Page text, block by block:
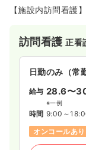
【施設内訪問看護
訪問看護正看
日勤のみ（常
給与 28.6〜
※一例
時間 9:00～
オンコールあり